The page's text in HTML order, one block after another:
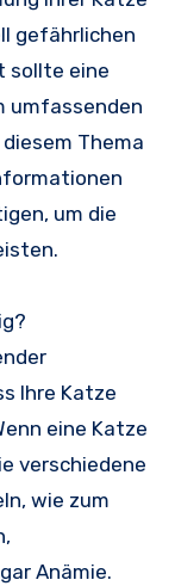
gefährlichen
sollte eine
umfassenden
Thema
um die
Ihre Katze
eine Katze
verschiedene
wie zum
Anämie.